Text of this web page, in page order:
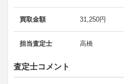
買取金額 31,250円
担当査定士 高橋
査定士コメント